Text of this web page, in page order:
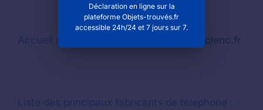
: www.mairie-piolenc.fr
Déclaration en ligne sur la
plateforme Objets-trouvés.fr
accessible 24h/24 et 7 jours sur 7.